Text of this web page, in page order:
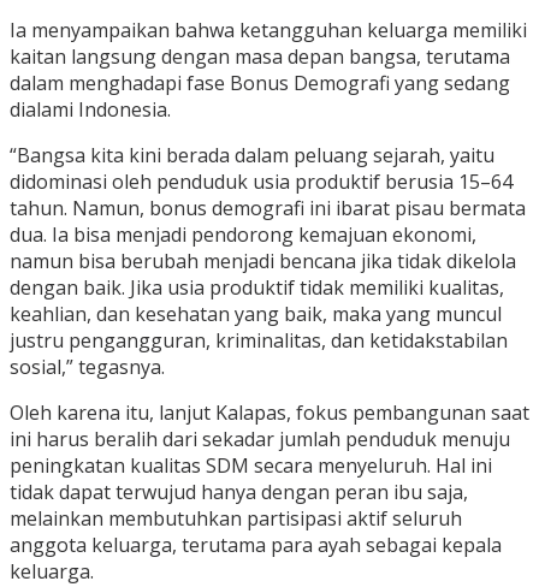
Ia menyampaikan bahwa ketangguhan keluarga memiliki
kaitan langsung dengan masa depan bangsa, terutama
dalam menghadapi fase Bonus Demografi yang sedang
dialami Indonesia.
“Bangsa kita kini berada dalam peluang sejarah, yaitu
didominasi oleh penduduk usia produktif berusia 15–64
tahun. Namun, bonus demografi ini ibarat pisau bermata
dua. Ia bisa menjadi pendorong kemajuan ekonomi,
namun bisa berubah menjadi bencana jika tidak dikelola
dengan baik. Jika usia produktif tidak memiliki kualitas,
keahlian, dan kesehatan yang baik, maka yang muncul
justru pengangguran, kriminalitas, dan ketidakstabilan
sosial,” tegasnya.
Oleh karena itu, lanjut Kalapas, fokus pembangunan saat
ini harus beralih dari sekadar jumlah penduduk menuju
peningkatan kualitas SDM secara menyeluruh. Hal ini
tidak dapat terwujud hanya dengan peran ibu saja,
melainkan membutuhkan partisipasi aktif seluruh
anggota keluarga, terutama para ayah sebagai kepala
keluarga.